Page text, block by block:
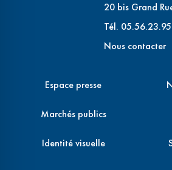
20 bis Grand
Tél.
Nous contacter
Espace presse
Marchés publics
Identité visuelle